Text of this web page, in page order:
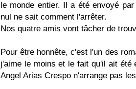
le monde entier. Il a été envoyé
nul ne sait comment l'arrêter.
Nos quatre amis vont tâcher de
Pour être honnête, c'est l'un des
j'aime le moins et le fait qu'il ait été
Angel Arias Crespo n'arrange pas